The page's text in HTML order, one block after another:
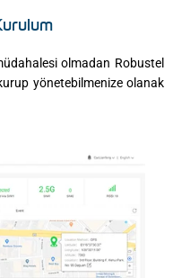
olmadan Robustel
yönetebilmenize olanak